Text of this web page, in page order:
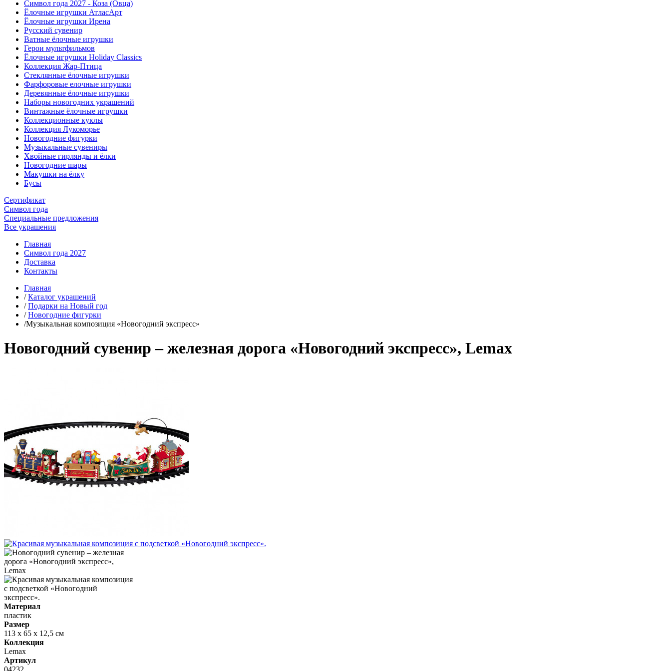
Символ года 2027 - Коза (Овца)
Ёлочные игрушки АтласАрт
Ёлочные игрушки Ирена
Русский сувенир
Ватные ёлочные игрушки
Герои мультфильмов
Ёлочные игрушки Holiday Classics
Коллекция Жар-Птица
Стеклянные ёлочные игрушки
Фарфоровые елочные игрушки
Деревянные ёлочные игрушки
Наборы новогодних украшений
Винтажные ёлочные игрушки
Коллекционные куклы
Коллекция Лукоморье
Новогодние фигурки
Музыкальные сувениры
Хвойные гирлянды и ёлки
Новогодние шары
Макушки на ёлку
Бусы
Сертификат
Символ года
Специальные предложения
Все украшения
Главная
Символ года 2027
Доставка
Контакты
Главная
/Каталог украшений
/Подарки на Новый год
/Новогодние фигурки
/Музыкальная композиция «Новогодний экспресс»
Новогодний сувенир – железная дорога «Новогодний экспресс», Lemax
Материал
пластик
Размер
113 х 65 х 12,5 см
Коллекция
Lemax
Артикул
04232